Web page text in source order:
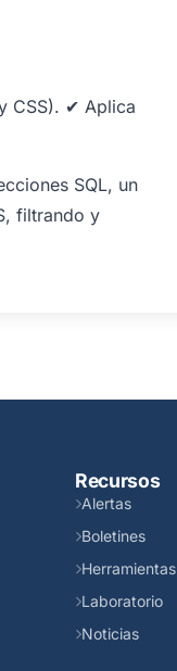
CSS). ✔ Aplica
SQL, un
filtrando y
Recursos
Alertas
Boletines
Herramientas
Laboratorio
Noticias